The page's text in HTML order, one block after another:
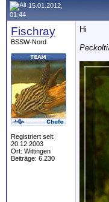
15.01.2012,
01:44
Fischray
BSSW-Nord
Registriert seit:
20.12.2003
Ort: Wittingen
Beiträge: 6.230
Hi